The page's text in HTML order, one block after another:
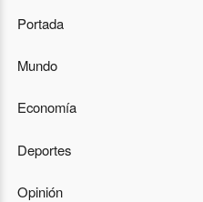
Portada
Mundo
Economía
Deportes
Opinión